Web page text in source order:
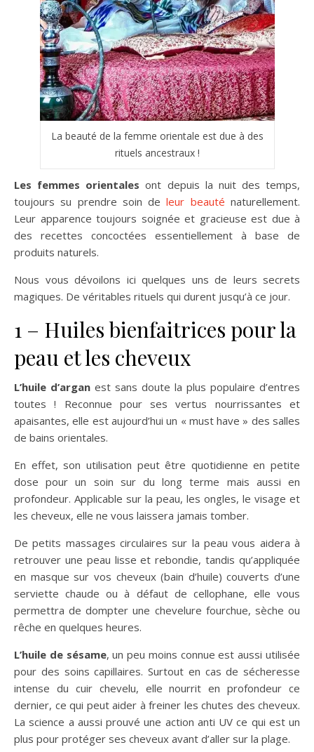
La beauté de la femme orientale est due à des
rituels ancestraux !
Les femmes orientales ont depuis la nuit des temps,
toujours su prendre soin deleur beauté naturellement.
Leur apparence toujours soignée et gracieuse est due à
des recettes concoctées essentiellement à base de
produits naturels.
Nous vous dévoilons ici quelques uns de leurs secrets
magiques. De véritables rituels qui durent jusqu’à ce jour.
1 – Huiles bienfaitrices pour la
peau et les cheveux
L’huile d’argan est sans doute la plus populaire d’entres
toutes ! Reconnue pour ses vertus nourrissantes et
apaisantes, elle est aujourd’hui un « must have » des salles
de bains orientales.
En effet, son utilisation peut être quotidienne en petite
dose pour un soin sur du long terme mais aussi en
profondeur. Applicable sur la peau, les ongles, le visage et
les cheveux, elle ne vous laissera jamais tomber.
De petits massages circulaires sur la peau vous aidera à
retrouver une peau lisse et rebondie, tandis qu’appliquée
en masque sur vos cheveux (bain d’huile) couverts d’une
serviette chaude ou à défaut de cellophane, elle vous
permettra de dompter une chevelure fourchue, sèche ou
rêche en quelques heures.
L’huile de sésame, un peu moins connue est aussi utilisée
pour des soins capillaires. Surtout en cas de sécheresse
intense du cuir chevelu, elle nourrit en profondeur ce
dernier, ce qui peut aider à freiner les chutes des cheveux.
La science a aussi prouvé une action anti UV ce qui est un
plus pour protéger ses cheveux avant d’aller sur la plage.